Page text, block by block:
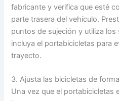
fabricante y verifica que esté
parte trasera del vehículo.
puntos de sujeción y utiliza
incluya el portabicicletas para
trayecto.
3. Ajusta las bicicletas de
Una vez que el portabicicletas